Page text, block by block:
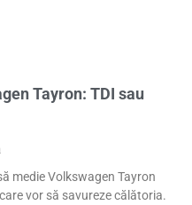
Tayron: TDI sau
medie Volkswagen Tayron
vor să savureze călătoria.